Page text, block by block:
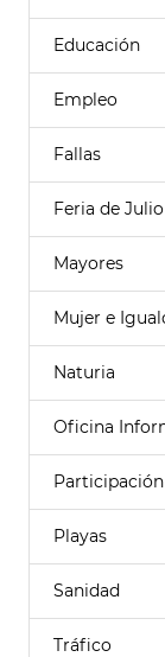
Educación
Empleo
Fallas
Feria de Julio
Mayores
Mujer e
Naturia
Oficina
Participación
Playas
Sanidad
Tráfico